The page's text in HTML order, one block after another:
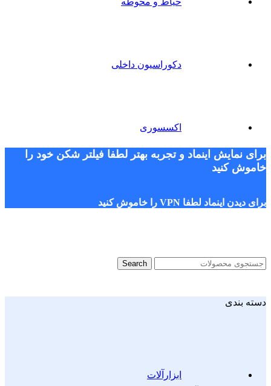
دکوراسیون داخلی
اکسسوری
برای نمایش اینماد و تجربه بهتر لطفا فیلتر شکن خود را
خاموش کنید
برای دیدن اینماد لطفا VPN را خاموش کنید
Search
دسته بندی
ابزارآلات